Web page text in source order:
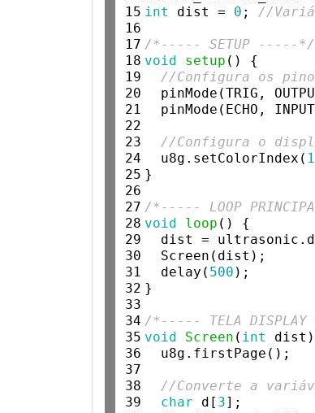
15
16
17
18
19
20
21
22
23
24
25
26
27
28
29
30
31
32
33
34
35
36
37
38
39
int
dist = 0 ; //
/*----- SETUP -----*/
void
setup () {
//Configura os
pinMode(TRIG,
pinMode(ECHO,
//Configura o
  u8g.setColorIndex(
1
}
/*----- LOOP
void
loop () {
dist =
  Screen(dist);
  delay(
500 );
}
/*----- TELA
void
Screen ( int
  u8g.firstPage();
//Converte a
char d[ 3];